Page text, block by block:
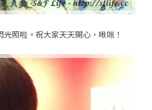
照啦。祝大家天天開心，啾咪！